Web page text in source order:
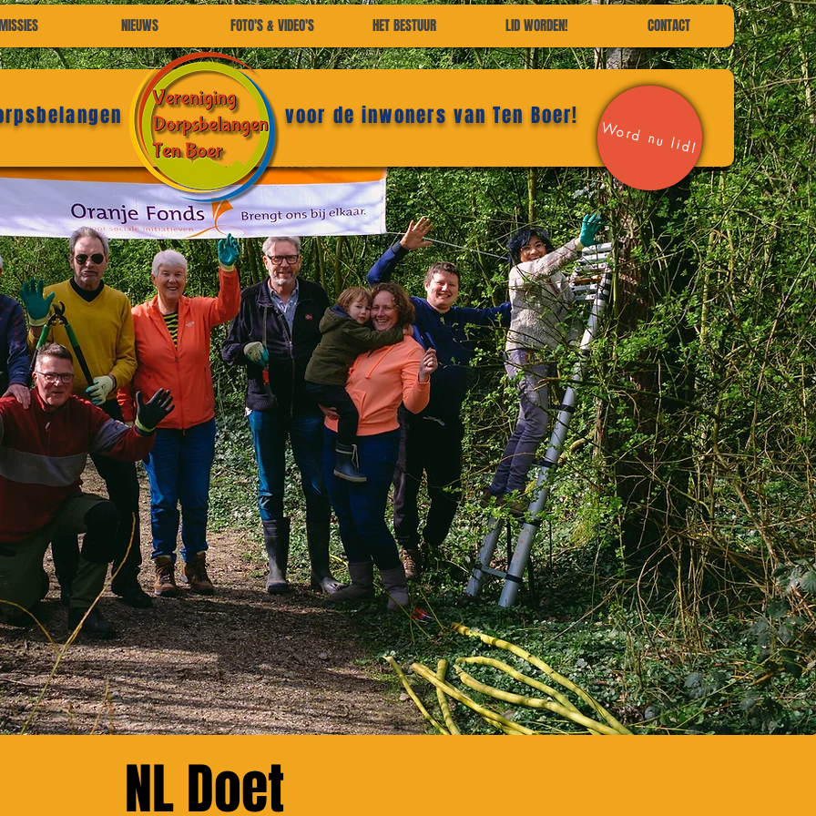
NIEUWS FOTO'S & VIDEO'S HET BESTUUR LID WORDEN! CONTACT
voor de inwoners van Ten Boer!
Word nu lid!
NL Doet